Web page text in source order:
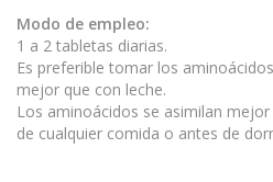
Modo de empleo:
1 a 2 tabletas diarias.
Es preferible tomar los
mejor que con leche.
Los aminoácidos se asimilan
de cualquier comida o antes de